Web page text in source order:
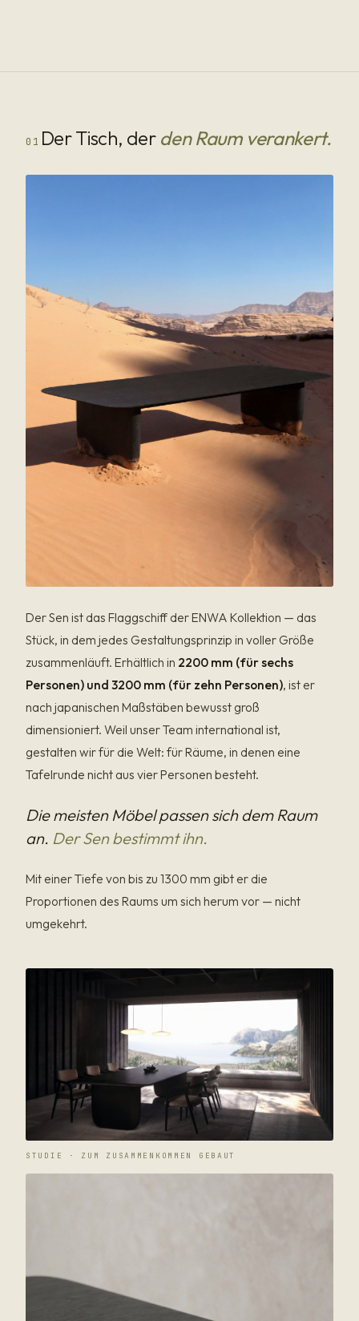
01 Der Tisch, der den Raum verankert.
Der Sen ist das Flaggschiff der ENWA Kollektion — das
Stück, in dem jedes Gestaltungsprinzip in voller Größe
zusammenläuft. Erhältlich in 2200 mm (für sechs
Personen) und 3200 mm (für zehn Personen), ist er
nach japanischen Maßstäben bewusst groß
dimensioniert. Weil unser Team international ist,
gestalten wir für die Welt: für Räume, in denen eine
Tafelrunde nicht aus vier Personen besteht.
Die meisten Möbel passen sich dem Raum
an. Der Sen bestimmt ihn.
Mit einer Tiefe von bis zu 1300 mm gibt er die
Proportionen des Raums um sich herum vor — nicht
umgekehrt.
STUDIE · ZUM ZUSAMMENKOMMEN GEBAUT